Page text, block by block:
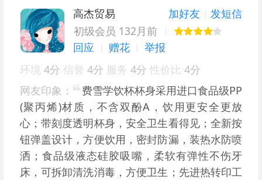
高杰贸易 加好友
发短信
初级会员 132月前
回应
赠花
举报
环境 4分 信誉 4分 服务 4分 性价比 4分
网友印象：
费雪学饮杯杯身采用进口食品级PP
(聚丙烯)材质，不含双酚A，饮用更安全更放
心；带刻度透明杯身，安全卫生看得见；全新按
钮弹盖设计，方便饮用，密封防漏，装热水防喷
洒；食品级液态硅胶吸嘴，柔软有弹性不伤牙
床，可拆卸清洗消毒，方便卫生；先进热转印工